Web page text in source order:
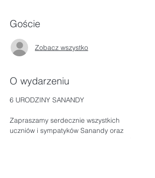
Goście
Zobacz wszystko
O wydarzeniu
6 URODZINY SANANDY
Zapraszamy serdecznie wszystkich
uczniów i sympatyków Sanandy oraz